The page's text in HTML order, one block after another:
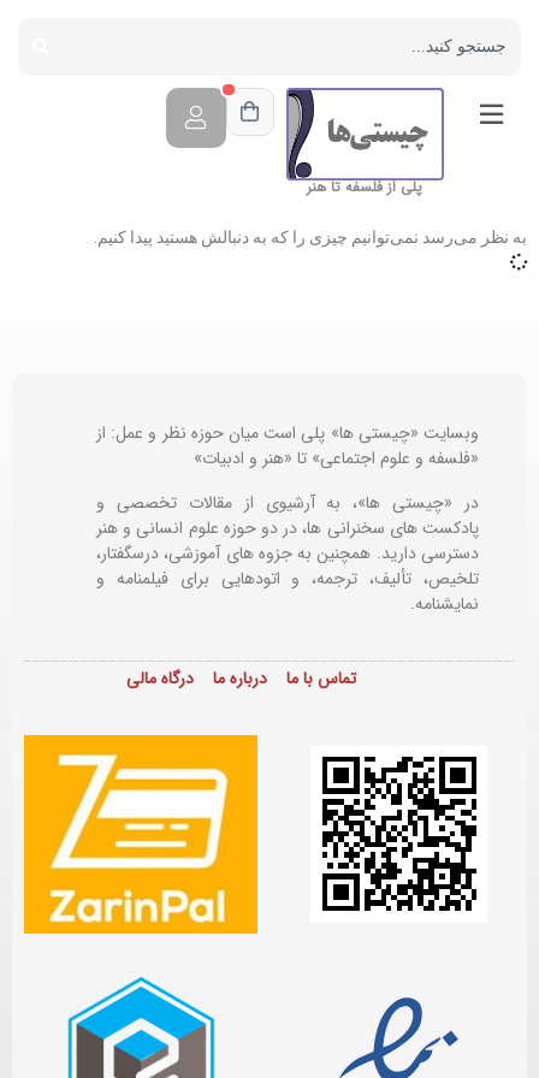
پلی از فلسفه تا هنر
به نظر می‌رسد نمی‌توانیم چیزی را که به دنبالش هستید پیدا کنیم.
وبسایت «چیستی ها» پلی است میان حوزه نظر و عمل: از
«فلسفه و علوم اجتماعی» تا «هنر و ادبیات»
در «چیستی ها»، به آرشیوی از مقالات تخصصی و
پادکست های سخنرانی ها، در دو حوزه علوم انسانی و هنر
دسترسی دارید. همچنین به جزوه های آموزشی، درسگفتار،
تلخیص، تألیف، ترجمه، و اتودهایی برایفیلمنامه و
نمایشنامه.
تماس با ما درباره ما درگاه مالی